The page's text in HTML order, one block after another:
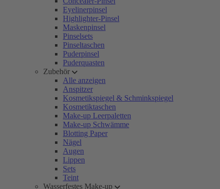
Eyelinerpinsel
Highlighter-Pinsel
Maskenpinsel
Pinselsets
Pinseltaschen
Puderpinsel
Puderquasten
Zubehör
Alle anzeigen
Anspitzer
Kosmetikspiegel & Schminkspiegel
Kosmetiktaschen
Make-up Leerpaletten
Make-up Schwämme
Blotting Paper
Nägel
Augen
Lippen
Sets
Teint
Wasserfestes Make-up